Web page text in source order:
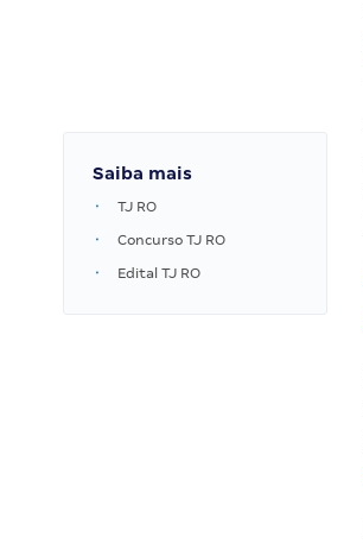
Saiba mais
TJ RO
Concurso TJ RO
Edital TJ RO